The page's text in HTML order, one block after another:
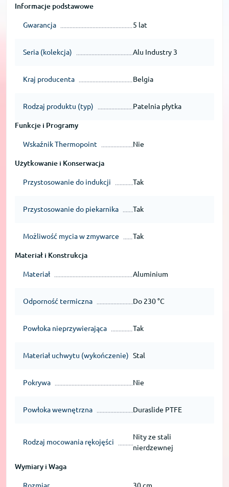
Informacje podstawowe
Gwarancja 5 lat
Seria (kolekcja) Alu Industry 3
Kraj producenta Belgia
Rodzaj produktu (typ) Patelnia płytka
Funkcje i Programy
Wskaźnik Thermopoint Nie
Użytkowanie i Konserwacja
Przystosowanie do indukcji Tak
Przystosowanie do piekarnika Tak
Możliwość mycia w zmywarce Tak
Materiał i Konstrukcja
Materiał Aluminium
Odporność termiczna Do 230 °C
Powłoka nieprzywierająca Tak
Materiał uchwytu (wykończenie) Stal
Pokrywa Nie
Powłoka wewnętrzna Duraslide PTFE
Rodzaj mocowania rękojęści
Nity ze stali
nierdzewnej
Wymiary i Waga